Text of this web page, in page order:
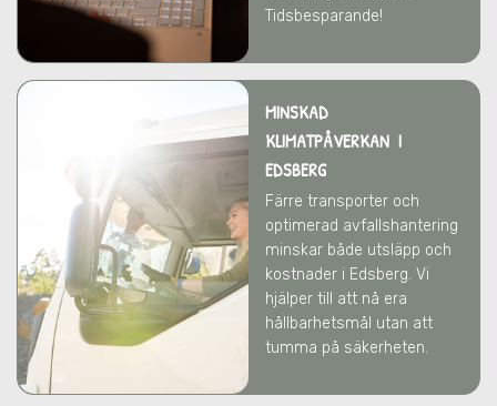
Tidsbesparande!
MINSKAD
KLIMATPÅVERKAN I
EDSBERG
Färre transporter och
optimerad avfallshantering
minskar både utsläpp och
kostnader i Edsberg. Vi
hjälper till att nå era
hållbarhetsmål utan att
tumma på säkerheten.